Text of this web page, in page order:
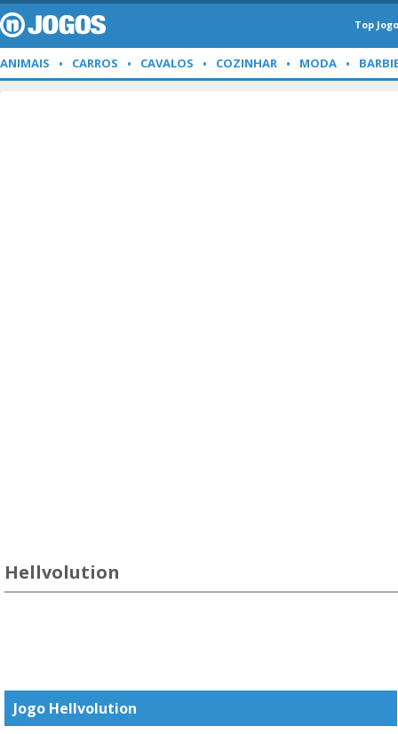
Top
ANIMAIS CARROS CAVALOS COZINHAR MODA
Hellvolution
Jogo Hellvolution